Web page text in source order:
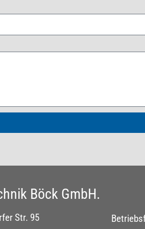
Böck GmbH.
Str. 95